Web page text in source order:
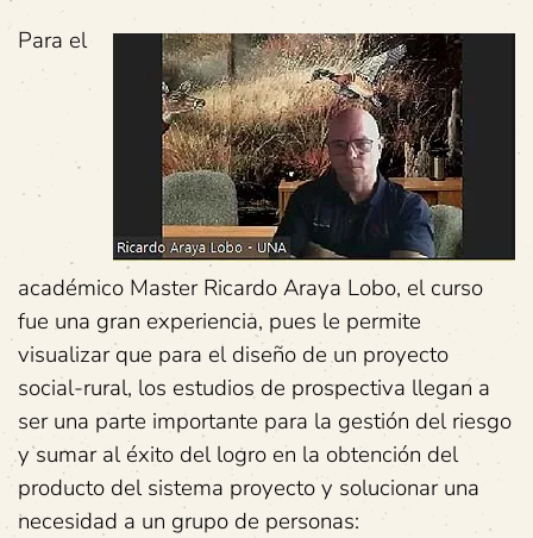
Para el
académico Master Ricardo Araya Lobo, el curso
fue una gran experiencia, pues le permite
visualizar que para el diseño de un proyecto
social-rural, los estudios de prospectiva llegan a
ser una parte importante para la gestión del riesgo
y sumar al éxito del logro en la obtención del
producto del sistema proyecto y solucionar una
necesidad a un grupo de personas: